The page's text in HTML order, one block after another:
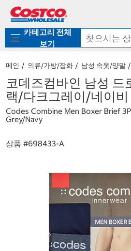
로
기
가
카테고리 전체
보기
메인 의류/가방/잡화 남성 속옷/양말
코데즈컴바인 남성 드
랙/다크그레이/네이비
Codes Combine Men Boxer Brief
Grey/Navy
상품 #698433-A